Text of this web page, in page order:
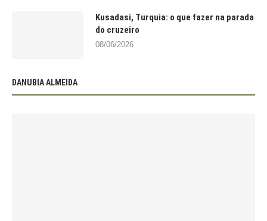
Kusadasi, Turquia: o que fazer na parada
do cruzeiro
08/06/2026
DANUBIA ALMEIDA